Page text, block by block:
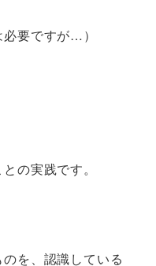
必要ですが…）
の実践です。
を、認識している